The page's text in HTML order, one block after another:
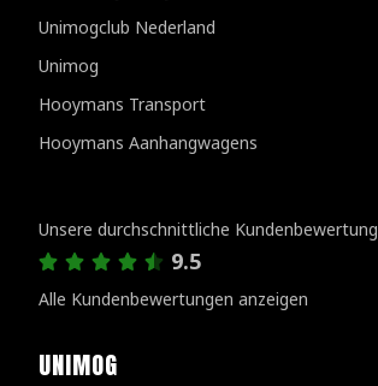
Unimogclub Nederland
Unimog
Hooymans Transport
Hooymans Aanhangwagens
Unsere durchschnittliche Kundenbewertung
9.5
Alle Kundenbewertungen anzeigen
UNIMOG